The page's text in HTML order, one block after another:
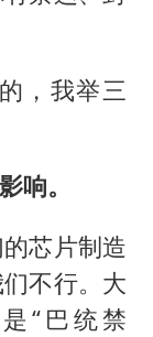
，我举三
响。
芯片制造
不行。大
“巴统禁